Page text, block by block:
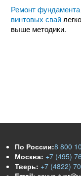
Ремонт
винтовых свай
выше методики.
По России:8 800
Москва: +7 (495)
Тверь: +7 (4822)